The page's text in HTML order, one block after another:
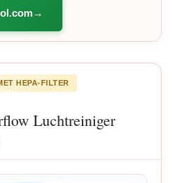
HEPA-FILTER
Luchtreiniger